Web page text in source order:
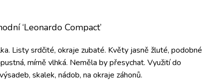
‘Leonardo Compact’
Listy srdčité, okraje zubaté. Květy jasně žluté, podobné
mírně vlhká. Neměla by přesychat. Využití do
skalek, nádob, na okraje záhonů.